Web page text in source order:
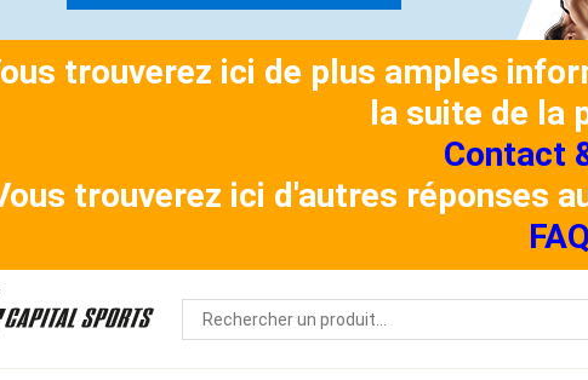
trouverez ici de plus amples
la suite de la
Contact
trouverez ici d'autres réponses
FAQ